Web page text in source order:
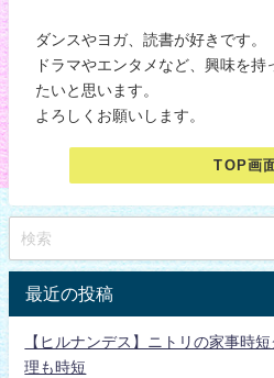
ダンスやヨガ、読書が好きです。
ドラマやエンタメなど、興味を持
たいと思います。
よろしくお願いします。
TOP画
最近の投稿
【ヒルナンデス】ニトリの家事時
理も時短